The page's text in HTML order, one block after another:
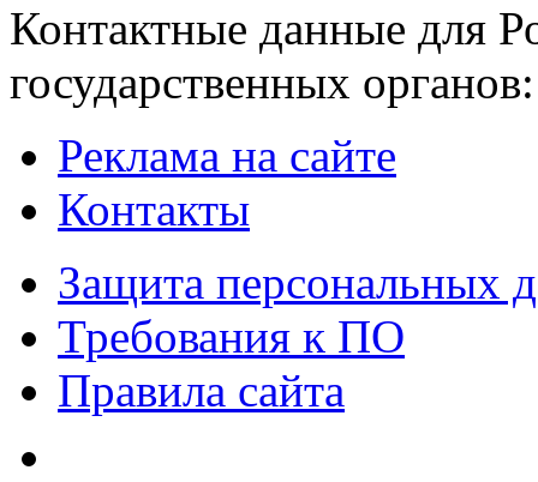
Контактные данные для
государственных
Реклама на сайте
Контакты
Защита персональных
Требования к ПО
Правила сайта